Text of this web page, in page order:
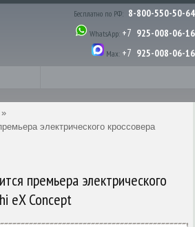
Бесплатно по РФ: 8-800-550-50-64
WhatsApp: +7 925-008-06-16
Max: +7 925-008-06-16
»
электрического кроссовера
премьера электрического
eX Concept